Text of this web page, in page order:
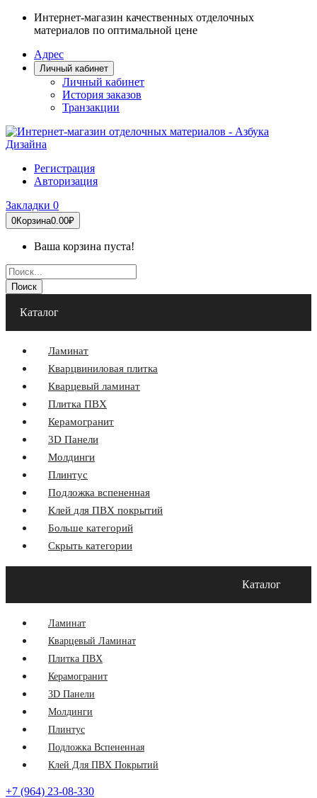
Интернет-магазин качественных отделочных
материалов по оптимальной цене
Адрес
Личный кабинет
Личный кабинет
История заказов
Транзакции
Регистрация
Авторизация
Закладки 0
0Корзина0.00₽
Ваша корзина пуста!
Поиск
Каталог
Ламинат
Кварцвиниловая плитка
Кварцевый ламинат
Плитка ПВХ
Керамогранит
3D Панели
Молдинги
Плинтус
Подложка вспененная
Клей для ПВХ покрытий
Больше категорий
Скрыть категории
Каталог
Ламинат
Кварцевый Ламинат
Плитка ПВХ
Керамогранит
3D Панели
Молдинги
Плинтус
Подложка Вспененная
Клей Для ПВХ Покрытий
+7 (964) 23-08-330